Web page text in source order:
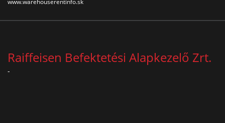
Raiffeisen Befektetési Alapkezelő Zrt.
-